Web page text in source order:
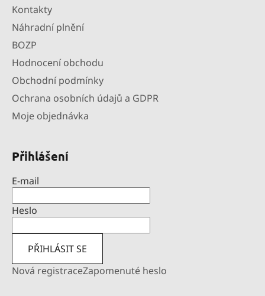
Kontakty
Náhradní plnění
BOZP
Hodnocení obchodu
Obchodní podmínky
Ochrana osobních údajů a GDPR
Moje objednávka
Přihlášení
E-mail
Heslo
PŘIHLÁSIT SE
Nová registraceZapomenuté heslo